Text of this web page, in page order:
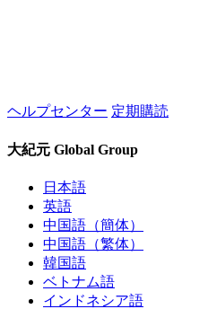
ヘルプセンター 定期購読
大紀元 Global Group
日本語
英語
中国語（簡体）
中国語（繁体）
韓国語
ベトナム語
インドネシア語